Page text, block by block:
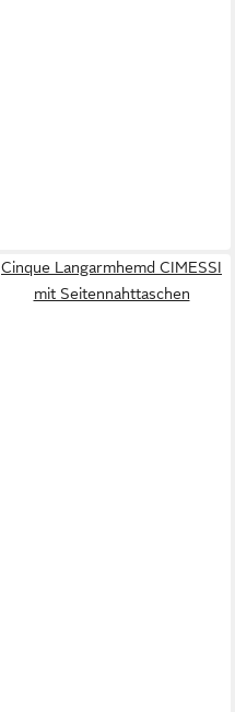
Cinque Langarmhemd CIMESSI
mit Seitennahttaschen